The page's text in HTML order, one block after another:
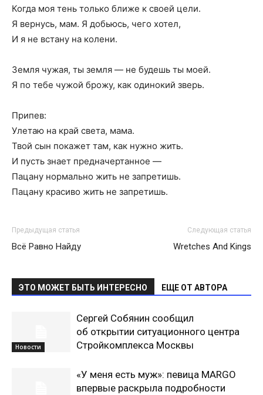
Когда моя тень только ближе к своей цели.
Я вернусь, мам. Я добьюсь, чего хотел,
И я не встану на колени.
Земля чужая, ты земля — не будешь ты моей.
Я по тебе чужой брожу, как одинокий зверь.
Припев:
Улетаю на край света, мама.
Твой сын покажет там, как нужно жить.
И пусть знает предначертанное —
Пацану нормально жить не запретишь.
Пацану красиво жить не запретишь.
Предыдущая статья
Всё Равно Найду
Следующая статья
Wretches And Kings
ЭТО МОЖЕТ БЫТЬ ИНТЕРЕСНО ЕЩЕ ОТ АВТОРА
Новости
Сергей Собянин сообщил
об открытии ситуационного центра
Стройкомплекса Москвы
«У меня есть муж»: певица MARGO
впервые раскрыла подробности